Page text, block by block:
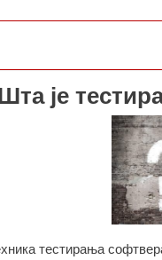
је
тестирања